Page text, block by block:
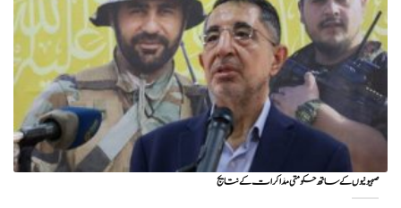
صہیونیوں کے ساتھ حکومتی مذاکرات کے نتایج